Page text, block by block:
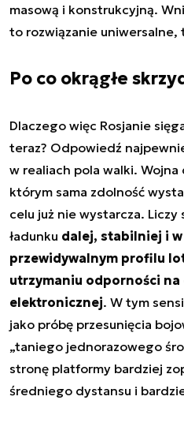
masową i konstrukcyjną.
to rozwiązanie
Po co okrągłe
Dlaczego więc Rosjanie
teraz? Odpowiedź
w realiach pola walki.
którym sama zdolność
celu już nie wystarcza.
ładunku dalej, stabilniej i
przewidywalnym profilu
utrzymaniu odporności na
elektronicznej. W tym
jako próbę przesunięcia
„taniego jednorazowego
stronę platformy bardziej
średniego dystansu i